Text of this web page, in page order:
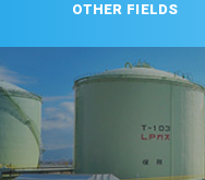
OTHER FIELDS